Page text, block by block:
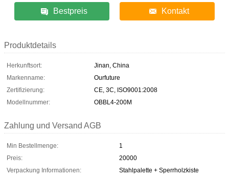
Bestpreis Kontakt
Produktdetails
Herkunftsort:
Jinan, China
Markenname:
Ourfuture
Zertifizierung:
CE, 3C, ISO9001:2008
Modellnummer:
OBBL4-200M
Zahlung und Versand AGB
Min Bestellmenge:
1
Preis:
20000
Verpackung Informationen:
Stahlpalette + Sperrholzkiste